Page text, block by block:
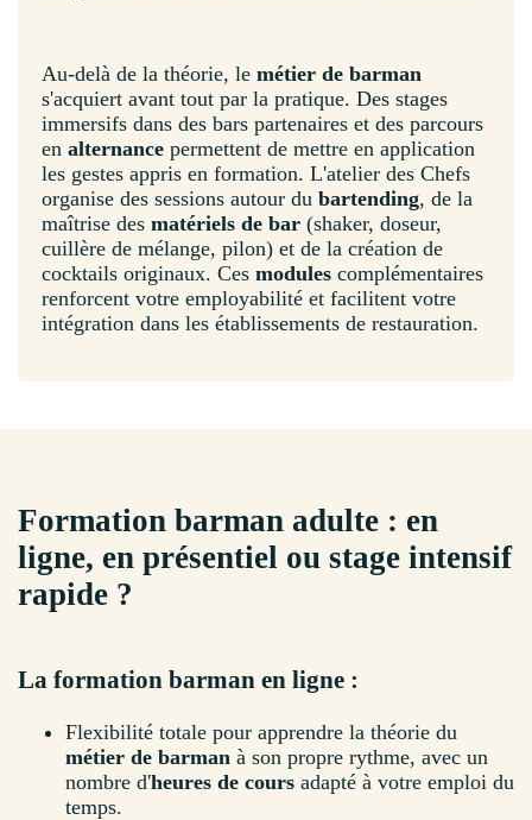
Au-delà de la théorie, le métier de barman
s'acquiert avant tout par la pratique. Des stages
immersifs dans des bars partenaires et des parcours
en alternance permettent de mettre en application
les gestes appris en formation. L'atelier des Chefs
organise des sessions autour du bartending, de la
maîtrise des matériels de bar (shaker, doseur,
cuillère de mélange, pilon) et de la création de
cocktails originaux. Ces modules complémentaires
renforcent votre employabilité et facilitent votre
intégration dans les établissements de restauration.
Formation barman adulte : en
ligne, en présentiel ou stage intensif
rapide ?
La formation barman en ligne :
Flexibilité totale pour apprendre la théorie du
métier de barman à son propre rythme, avec un
nombre d'heures de cours adapté à votre emploi du
temps.